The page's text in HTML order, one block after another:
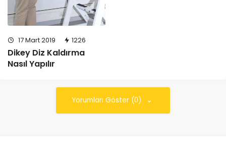
17 Mart 2019 1226
Dikey Diz Kaldırma
Nasıl Yapılır
Yorumları Göster (0)